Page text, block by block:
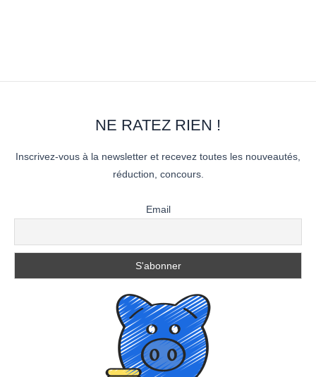
NE RATEZ RIEN !
Inscrivez-vous à la newsletter et recevez toutes les nouveautés,
réduction, concours.
Email